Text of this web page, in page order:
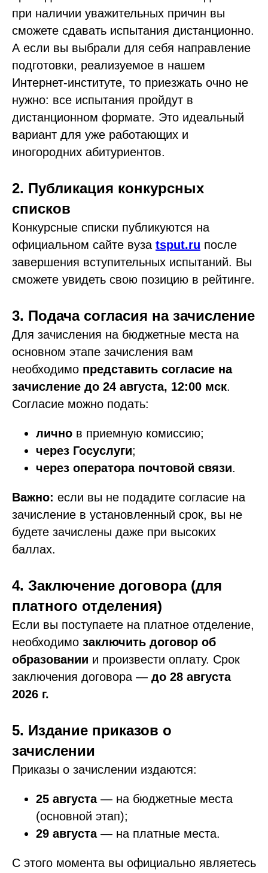
при наличии уважительных причин вы
сможете сдавать испытания дистанционно.
А если вы выбрали для себя направление
подготовки, реализуемое в нашем
Интернет-институте, то приезжать очно не
нужно: все испытания пройдут в
дистанционном формате. Это идеальный
вариант для уже работающих и
иногородних абитуриентов.
2. Публикация конкурсных
списков
Конкурсные списки публикуются на
официальном сайте вуза tsput.ru после
завершения вступительных испытаний. Вы
сможете увидеть свою позицию в рейтинге.
3. Подача согласия на зачисление
Для зачисления на бюджетные места на
основном этапе зачисления вам
необходимо представить согласие на
зачисление до 24 августа, 12:00 мск.
Согласие можно подать:
лично в приемную комиссию;
через Госуслуги;
через оператора почтовой связи.
Важно: если вы не подадите согласие на
зачисление в установленный срок, вы не
будете зачислены даже при высоких
баллах.
4. Заключение договора (для
платного отделения)
Если вы поступаете на платное отделение,
необходимо заключить договор об
образовании и произвести оплату. Срок
заключения договора — до 28 августа
2026 г.
5. Издание приказов о
зачислении
Приказы о зачислении издаются:
25 августа— на бюджетные места
(основной этап);
29 августа— на платные места.
С этого момента вы официально являетесь